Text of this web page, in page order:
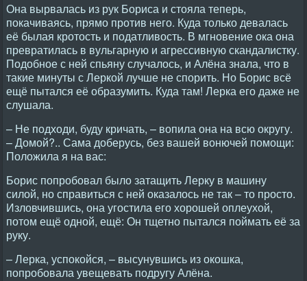
Она вырвалась из рук Бориса и стояла теперь,
покачиваясь, прямо против него. Куда только девалась
её былая кротость и податливость. В мгновение ока она
превратилась в вульгарную и агрессивную скандалистку.
Подобное с ней спьяну случалось, и Алёна знала, что в
такие минуты с Леркой лучше не спорить. Но Борис всё
ещё пытался её образумить. Куда там! Лерка его даже не
слушала.
– Не подходи, буду кричать, – вопила она на всю округу.
– Домой?.. Сама доберусь, без вашей вонючей помощи:
Положила я на вас:
Борис попробовал было затащить Лерку в машину
силой, но справиться с ней оказалось не так – то просто.
Изловчившись, она угостила его хорошей оплеухой,
потом ещё одной, ещё: Он тщетно пытался поймать её за
руку.
– Лерка, успокойся, – высунувшись из окошка,
попробовала увещевать подругу Алёна.